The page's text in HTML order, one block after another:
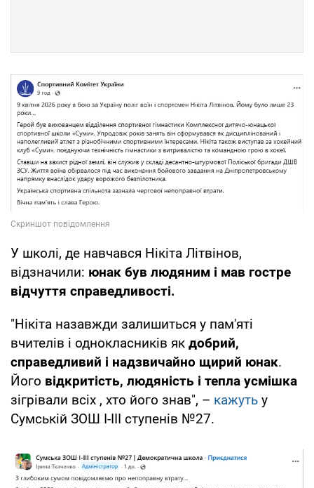
У школі, де навчався Нікіта Літвінов,
відзначили: юнак був людяним і мав гостре
відчуття справедливості.
"Нікіта назавжди залишиться у пам'яті
вчителів і однокласників як добрий,
справедливий і надзвичайно щирий юнак.
Його відкритість, людяність і тепла усмішка
зігрівали всіх , хто його знав", – кажуть у
Сумській ЗОШ I-III ступенів №27.